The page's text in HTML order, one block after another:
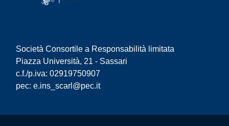
Società Consortile a Responsabilità limitata
Piazza Università, 21 - Sassari
c.f./p.iva: 02919750907
pec: e.ins_scarl@pec.it